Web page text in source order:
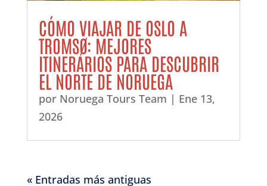
CÓMO VIAJAR DE OSLO A
TROMSØ: MEJORES
ITINERARIOS PARA DESCUBRIR
EL NORTE DE NORUEGA
por Noruega Tours Team | Ene 13,
2026
« Entradas más antiguas